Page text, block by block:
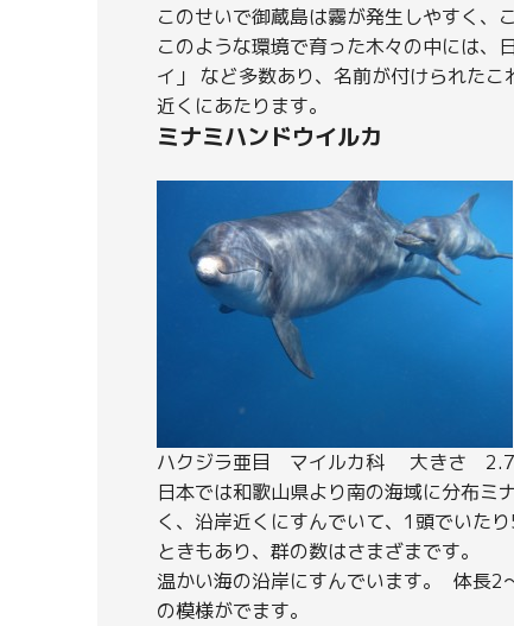
このせいで御蔵島は霧が発生しやすく、
このような環境で育った木々の中には
イ」 など多数あり、名前が付けられた
近くにあたります。
ミナミハンドウイルカ
ハクジラ亜目 マイルカ科 大きさ
日本では和歌山県より南の海域に分布ミ
く、沿岸近くにすんでいて、1頭でいた
ときもあり、群の数はさまざまです。
温かい海の沿岸にすんでいます。 体長2
の模様がでます。